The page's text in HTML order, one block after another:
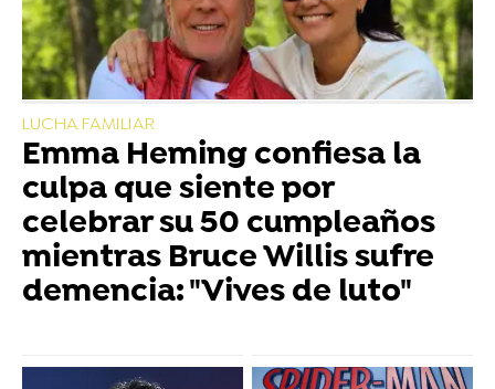
LUCHA FAMILIAR
Emma Heming confiesa la
culpa que siente por
celebrar su 50 cumpleaños
mientras Bruce Willis sufre
demencia: "Vives de luto"